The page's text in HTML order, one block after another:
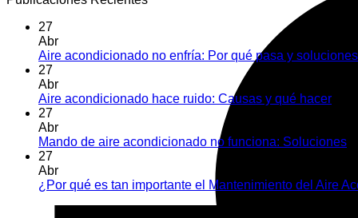
27
Abr
Aire acondicionado no enfría: Por qué pasa y soluciones
27
Abr
Aire acondicionado hace ruido: Causas y qué hacer
27
Abr
Mando de aire acondicionado no funciona: Soluciones
27
Abr
¿Por qué es tan importante el Mantenimiento del Aire